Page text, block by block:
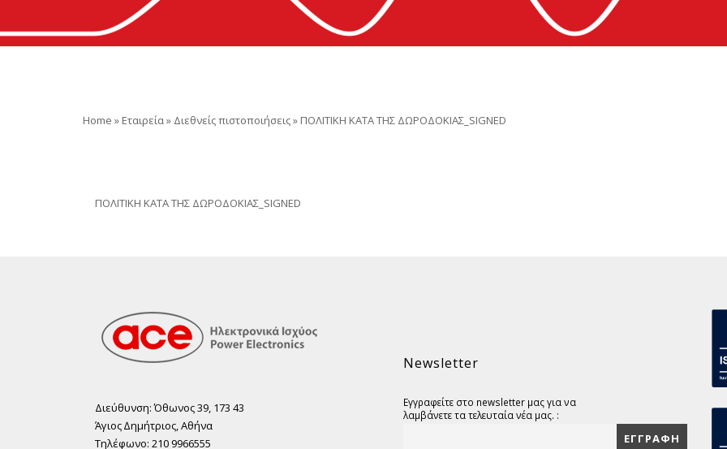
Home » Εταιρεία» Διεθνείς πιστοποιήσεις» ΠΟΛΙΤΙΚΗ ΚΑΤΑ ΤΗΣ ΔΩΡΟΔΟΚΙΑΣ_SIGNED
ΠΟΛΙΤΙΚΗ ΚΑΤΑ ΤΗΣ ΔΩΡΟΔΟΚΙΑΣ_SIGNED
Διεύθυνση: Όθωνος 39, 173 43
Άγιος ∆ηµήτριος, Αθήνα
Τηλέφωνο: 210 9966555
Newsletter
Εγγραφείτε στο newsletter μας για να
λαμβάνετε τα τελευταία νέα μας. :